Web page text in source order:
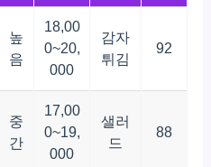
높
음
18,00
0~20,
000
감자
튀김
92
중
간
17,00
0~19,
000
샐러
드
88